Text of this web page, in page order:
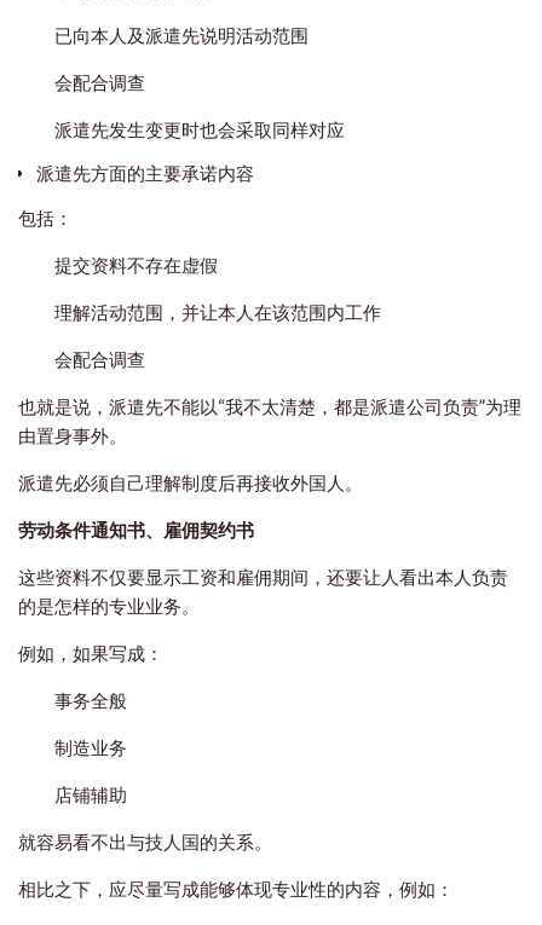
已向本人及派遣先说明活动范围
会配合调查
派遣先发生变更时也会采取同样对应
派遣先方面的主要承诺内容
包括：
提交资料不存在虚假
理解活动范围，并让本人在该范围内工作
会配合调查
也就是说，派遣先不能以“我不太清楚，都是派遣公司负责”为理
由置身事外。
派遣先必须自己理解制度后再接收外国人。
劳动条件通知书、雇佣契约书
这些资料不仅要显示工资和雇佣期间，还要让人看出本人负责
的是怎样的专业业务。
例如，如果写成：
事务全般
制造业务
店铺辅助
就容易看不出与技人国的关系。
相比之下，应尽量写成能够体现专业性的内容，例如：